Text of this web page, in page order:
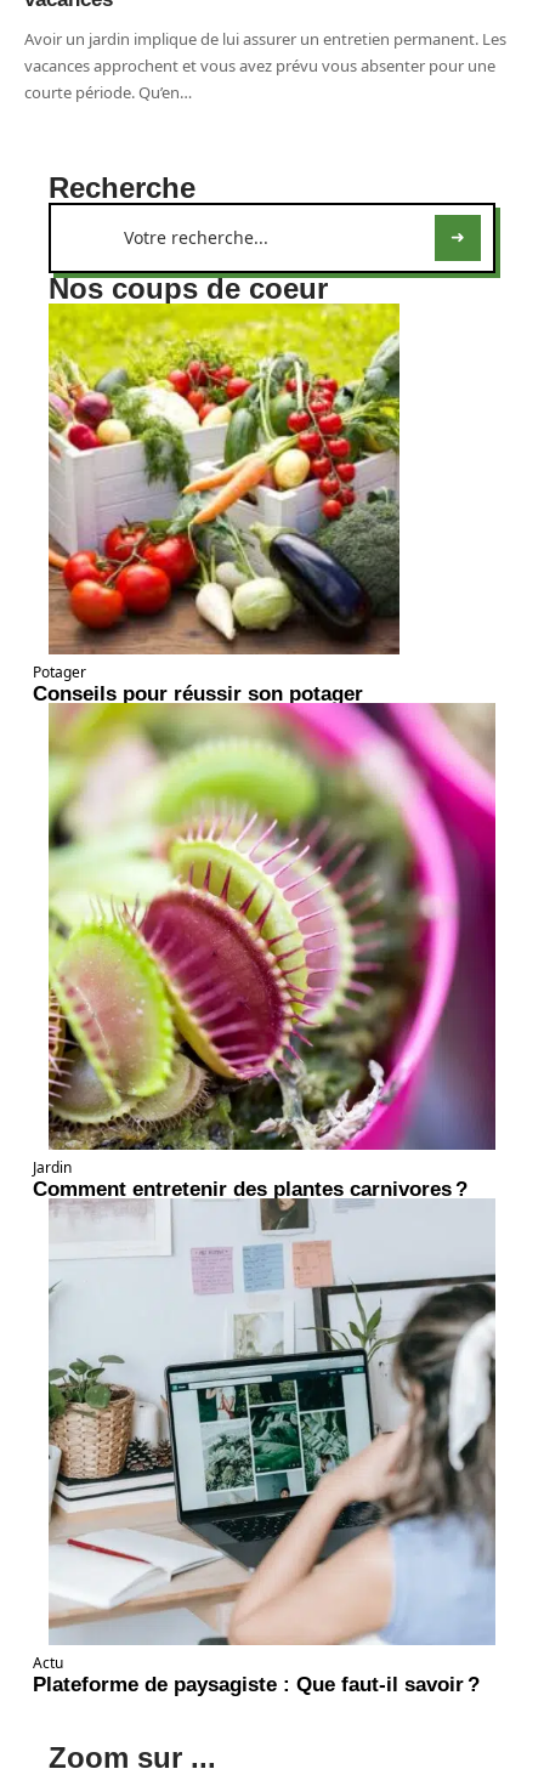
Avoir un jardin implique de lui assurer un entretien permanent. Les
vacances approchent et vous avez prévu vous absenter pour une
courte période. Qu’en…
Recherche
Nos coups de coeur
Potager
Conseils pour réussir son potager
Jardin
Comment entretenir des plantes carnivores ?
Actu
Plateforme de paysagiste : Que faut-il savoir ?
Zoom sur ...